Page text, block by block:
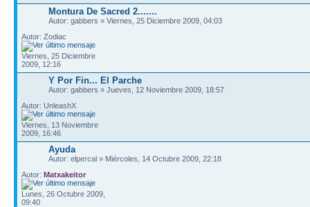
Montura De Sacred 2.......
Autor: gabbers » Viernes, 25 Diciembre 2009, 04:03
Autor: Zodiac
Viernes, 25 Diciembre
2009, 12:16
Y Por Fin... El Parche
Autor: gabbers » Jueves, 12 Noviembre 2009, 18:57
Autor: UnleashX
Viernes, 13 Noviembre
2009, 16:46
Ayuda
Autor: elpercal » Miércoles, 14 Octubre 2009, 22:18
Autor: Matxakeitor
Lunes, 26 Octubre 2009,
09:40